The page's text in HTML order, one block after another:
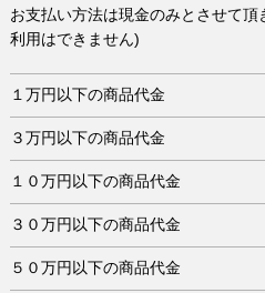
お支払い方法は現金のみとさせて
利用はできません)
１万円以下の商品代金
３万円以下の商品代金
１０万円以下の商品代金
３０万円以下の商品代金
５０万円以下の商品代金